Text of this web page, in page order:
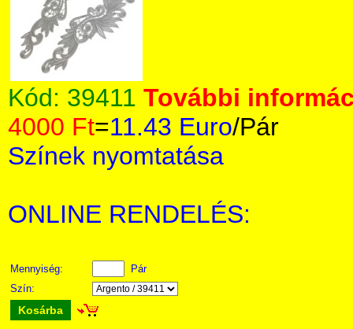
Kód: 39411 További
4000 Ft=11.43 Euro/Pár
Színek nyomtatása
ONLINE RENDELÉS:
Mennyiség:
Pár
Szín:
Kosárba